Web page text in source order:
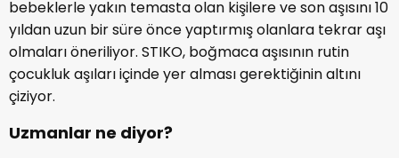
bebeklerle yakın temasta olan kişilere ve son aşısını 10
yıldan uzun bir süre önce yaptırmış olanlara tekrar aşı
olmaları öneriliyor. STIKO, boğmaca aşısının rutin
çocukluk aşıları içinde yer alması gerektiğinin altını
çiziyor.
Uzmanlar ne diyor?